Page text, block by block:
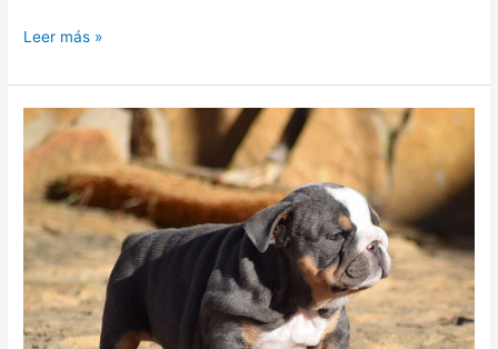
Leer más »
criadores
bulldog
españa